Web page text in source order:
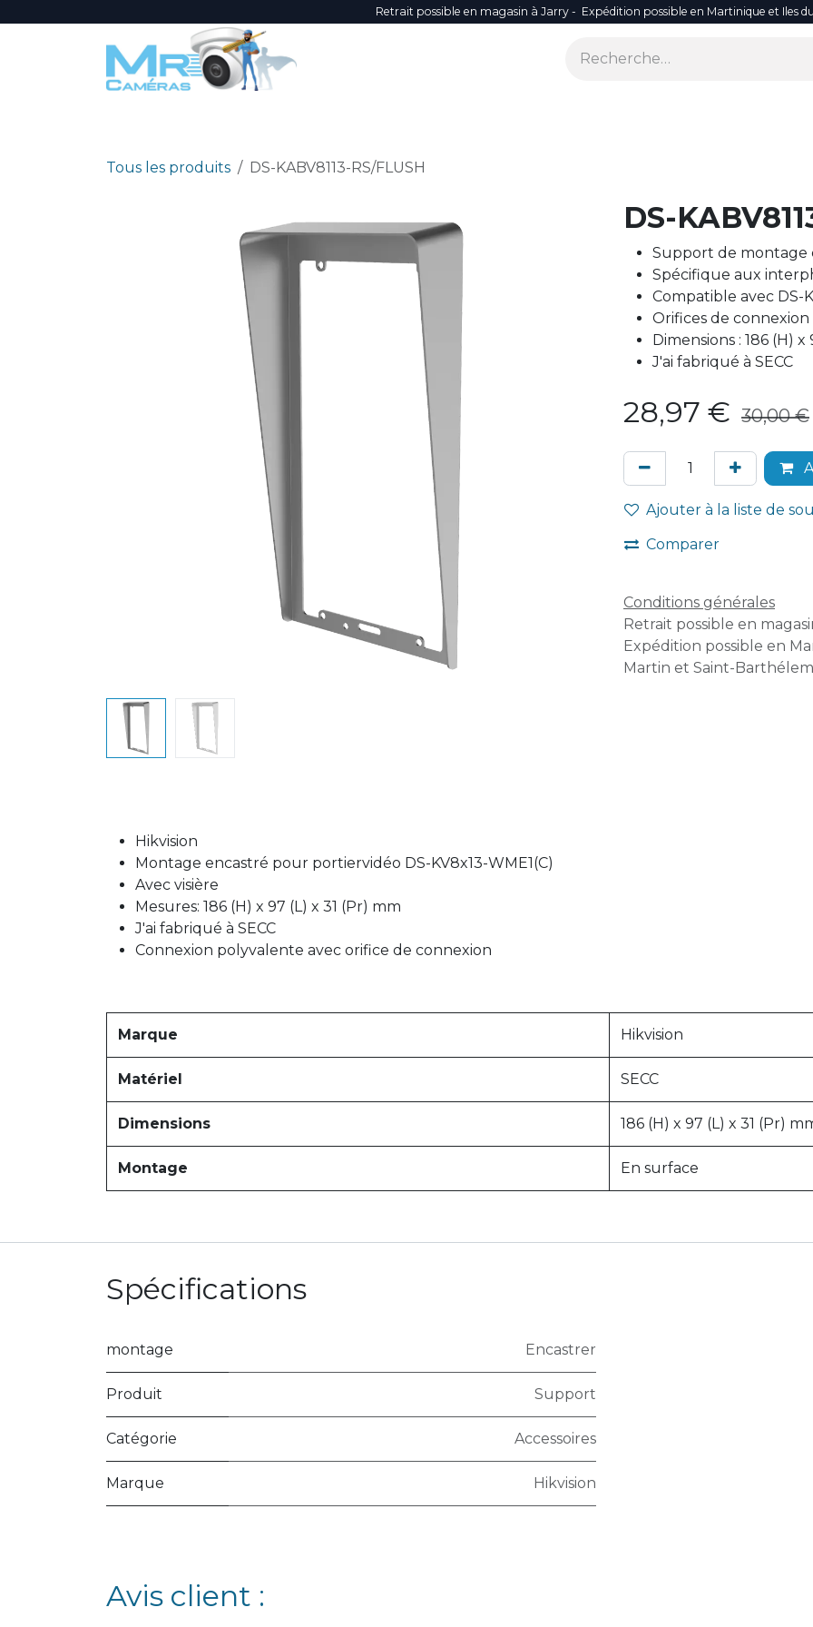
Retrait possible en magasin à Jarry - Expédition possible en Martinique et Iles
Tous les produits DS-KABV8113-RS/FLUSH
DS-
Support de montage
Spécifique aux
Compatible avec DS-
Orifices de connexion
Dimensions : 186 (H)
J'ai fabriqué à SECC
28,97 € 30,00€
Ajouter à la liste de
Comparer
Conditions générales
Retrait possible en
Expédition possible en
Martin et Saint-
Hikvision
Montage encastré pour portiervidéo DS-KV8x13-WME1(C)
Avec visière
Mesures: 186 (H) x 97 (L) x 31 (Pr) mm
J'ai fabriqué à SECC
Connexion polyvalente avec orifice de connexion
Marque Hikvision
Matériel SECC
Dimensions 186 (H) x 97 (L) x 31 (Pr)
Montage En surface
Spécifications
montage Encastrer
Produit Support
Catégorie Accessoires
Marque Hikvision
Avis client :